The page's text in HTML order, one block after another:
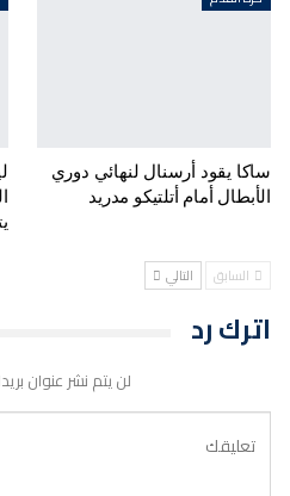
ساكا يقود أرسنال لنهائي دوري
الأبطال أمام أتلتيكو مدريد
السابق التالي
اترك رد
لن يتم نشر عنوان